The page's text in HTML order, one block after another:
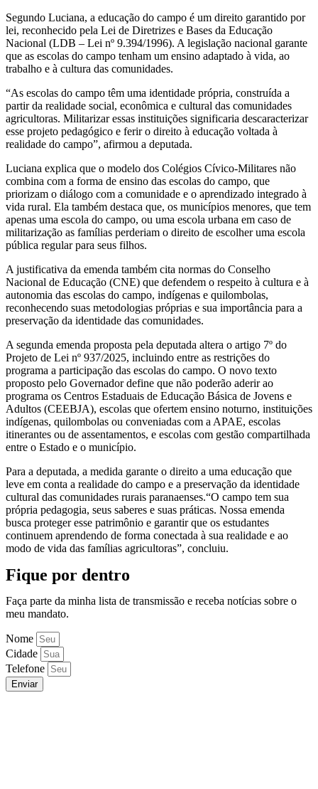
Segundo Luciana, a educação do campo é um direito garantido por
lei, reconhecido pela Lei de Diretrizes e Bases da Educação
Nacional (LDB – Lei nº 9.394/1996). A legislação nacional garante
que as escolas do campo tenham um ensino adaptado à vida, ao
trabalho e à cultura das comunidades.
“As escolas do campo têm uma identidade própria, construída a
partir da realidade social, econômica e cultural das comunidades
agricultoras. Militarizar essas instituições significaria descaracterizar
esse projeto pedagógico e ferir o direito à educação voltada à
realidade do campo”, afirmou a deputada.
Luciana explica que o modelo dos Colégios Cívico-Militares não
combina com a forma de ensino das escolas do campo, que
priorizam o diálogo com a comunidade e o aprendizado integrado à
vida rural. Ela também destaca que, os municípios menores, que tem
apenas uma escola do campo, ou uma escola urbana em caso de
militarização as famílias perderiam o direito de escolher uma escola
pública regular para seus filhos.
A justificativa da emenda também cita normas do Conselho
Nacional de Educação (CNE) que defendem o respeito à cultura e à
autonomia das escolas do campo, indígenas e quilombolas,
reconhecendo suas metodologias próprias e sua importância para a
preservação da identidade das comunidades.
A segunda emenda proposta pela deputada altera o artigo 7º do
Projeto de Lei nº 937/2025, incluindo entre as restrições do
programa a participação das escolas do campo. O novo texto
proposto pelo Governador define que não poderão aderir ao
programa os Centros Estaduais de Educação Básica de Jovens e
Adultos (CEEBJA), escolas que ofertem ensino noturno, instituições
indígenas, quilombolas ou conveniadas com a APAE, escolas
itinerantes ou de assentamentos, e escolas com gestão compartilhada
entre o Estado e o município.
Para a deputada, a medida garante o direito a uma educação que
leve em conta a realidade do campo e a preservação da identidade
cultural das comunidades rurais paranaenses.“O campo tem sua
própria pedagogia, seus saberes e suas práticas. Nossa emenda
busca proteger esse patrimônio e garantir que os estudantes
continuem aprendendo de forma conectada à sua realidade e ao
modo de vida das famílias agricultoras”, concluiu.
Fique por dentro
Faça parte da minha lista de transmissão e receba notícias sobre o
meu mandato.
Nome
Cidade
Telefone
Enviar